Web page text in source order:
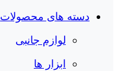
دسته های محصولات
لوازم جانبی
ابزار ها